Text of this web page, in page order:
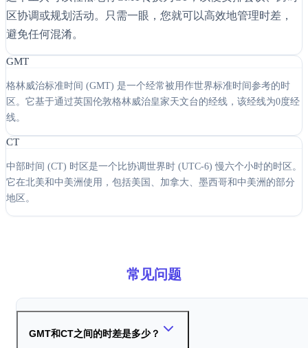
区协调或规划活动。只需一眼，您就可以高效地管理时差，
避免任何混淆。
GMT
格林威治标准时间 (GMT) 是一个经常被用作世界标准时间参考的时
区。它基于通过英国伦敦格林威治皇家天文台的经线，该经线为0度经
线。
CT
中部时间 (CT) 时区是一个比协调世界时 (UTC-6) 慢六个小时的时区。
它在北美和中美洲使用，包括美国、加拿大、墨西哥和中美洲的部分
地区。
常见问题
GMT和CT之间的时差是多少？